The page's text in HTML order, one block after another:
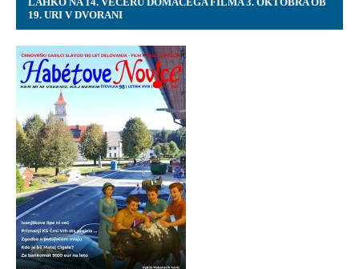
19. URI V DVORANI